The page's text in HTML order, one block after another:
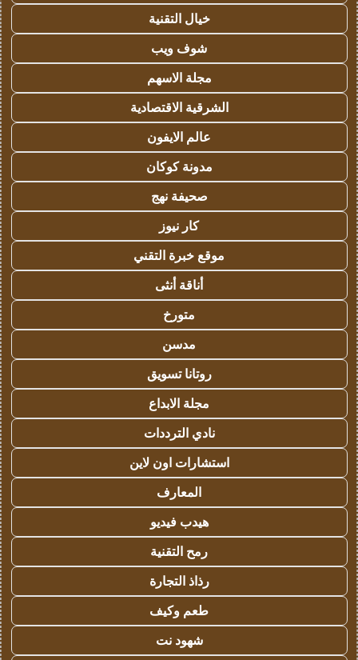
خيال التقنية
شوف ويب
مجلة الاسهم
الشرقية الاقتصادية
عالم الايفون
مدونة كوكان
صحيفة نهج
كار نيوز
موقع خبرة التقني
أناقة أنثى
متورخ
مدسن
روتانا تسويق
مجلة الابداع
نادي الترددات
استشارات اون لاين
المعارف
هيدب فيديو
رمح التقنية
رذاذ التجارة
طعم وكيف
شهود نت